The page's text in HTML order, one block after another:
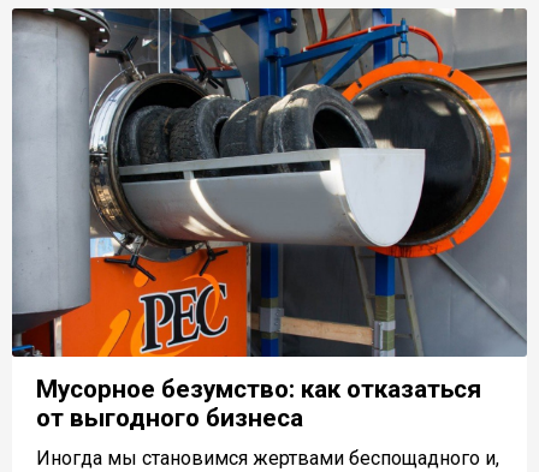
Мусорное безумство: как отказаться
от выгодного бизнеса
Иногда мы становимся жертвами беспощадного и,